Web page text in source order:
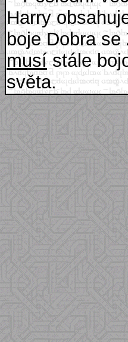
Harry
boje Dobra
musístále
světa.